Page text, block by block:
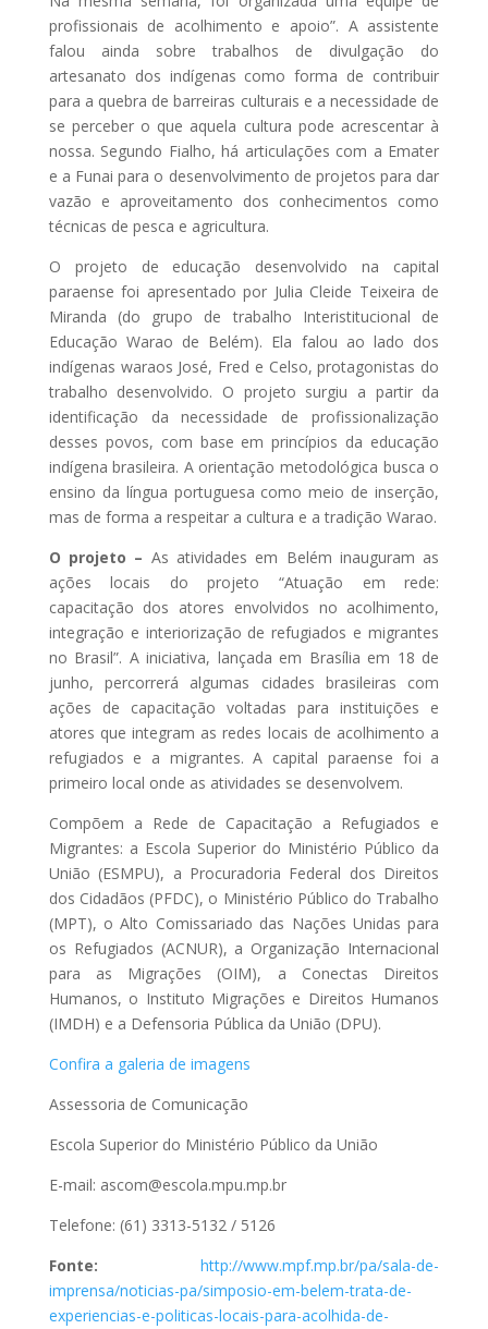
profissionais de acolhimento e apoio”. A assistente
falou ainda sobre trabalhos de divulgação do
artesanato dos indígenas como forma de contribuir
para a quebra de barreiras culturais e a necessidade de
se perceber o que aquela cultura pode acrescentar à
nossa. Segundo Fialho, há articulações com a Emater
e a Funai para o desenvolvimento de projetos para dar
vazão e aproveitamento dos conhecimentos como
técnicas de pesca e agricultura.
O projeto de educação desenvolvido na capital
paraense foi apresentado por Julia Cleide Teixeira de
Miranda (do grupo de trabalho Interistitucional de
Educação Warao de Belém). Ela falou ao lado dos
indígenas waraos José, Fred e Celso, protagonistas do
trabalho desenvolvido. O projeto surgiu a partir da
identificação da necessidade de profissionalização
desses povos, com base em princípios da educação
indígena brasileira. A orientação metodológica busca o
ensino da língua portuguesa como meio de inserção,
mas de forma a respeitar a cultura e a tradição Warao.
O projeto – As atividades em Belém inauguram as
ações locais do projeto “Atuação em rede:
capacitação dos atores envolvidos no acolhimento,
integração e interiorização de refugiados e migrantes
no Brasil”. A iniciativa, lançada em Brasília em 18 de
junho, percorrerá algumas cidades brasileiras com
ações de capacitação voltadas para instituições e
atores que integram as redes locais de acolhimento a
refugiados e a migrantes. A capital paraense foi a
primeiro local onde as atividades se desenvolvem.
Compõem a Rede de Capacitação a Refugiados e
Migrantes: a Escola Superior do Ministério Público da
União (ESMPU), a Procuradoria Federal dos Direitos
dos Cidadãos (PFDC), o Ministério Público do Trabalho
(MPT), o Alto Comissariado das Nações Unidas para
os Refugiados (ACNUR), a Organização Internacional
para as Migrações (OIM), a Conectas Direitos
Humanos, o Instituto Migrações e Direitos Humanos
(IMDH) e a Defensoria Pública da União (DPU).
Confira a galeria de imagens
Assessoria de Comunicação
Escola Superior do Ministério Público da União
E-mail: ascom@escola.mpu.mp.br
Telefone: (61) 3313-5132 / 5126
Fonte:http://www.mpf.mp.br/pa/sala-de-
imprensa/noticias-pa/simposio-em-belem-trata-de-
experiencias-e-politicas-locais-para-acolhida-de-